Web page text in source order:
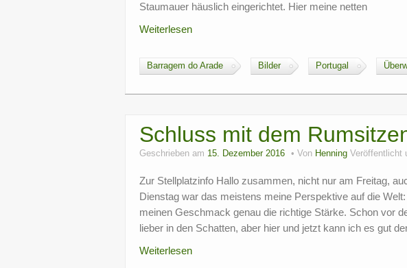
Staumauer häuslich eingerichtet. Hier meine netten
Weiterlesen
Barragem do Arade Bilder Portugal
Schluss mit dem
Geschrieben am 15. Dezember 2016 Von Henning Veröffentlicht
Zur Stellplatzinfo Hallo zusammen, nicht nur am Freitag,
Dienstag war das meistens meine Perspektive auf die
meinen Geschmack genau die richtige Stärke. Schon vor
lieber in den Schatten, aber hier und jetzt kann ich es gut
Weiterlesen